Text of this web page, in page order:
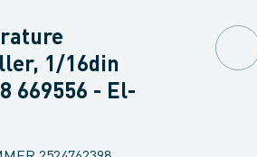
1/16din
669556 - El-